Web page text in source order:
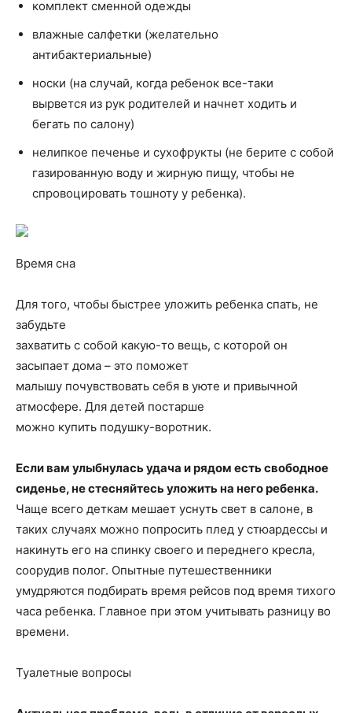
комплект сменной одежды
влажные салфетки (желательно
антибактериальные)
носки (на случай, когда ребенок все-таки
вырвется из рук родителей и начнет ходить и
бегать по салону)
нелипкое печенье и сухофрукты (не берите с собой
газированную воду и жирную пищу, чтобы не
спровоцировать тошноту у ребенка).
Время сна
Для того, чтобы быстрее уложить ребенка спать, не
забудьте
захватить с собой какую-то вещь, с которой он
засыпает дома – это поможет
малышу почувствовать себя в уюте и привычной
атмосфере. Для детей постарше
можно купить подушку-воротник.
Если вам улыбнулась удача и рядом есть свободное
сиденье, не стесняйтесь уложить на него ребенка.
Чаще всего деткам мешает уснуть свет в салоне, в
таких случаях можно попросить плед у стюардессы и
накинуть его на спинку своего и переднего кресла,
соорудив полог. Опытные путешественники
умудряются подбирать время рейсов под время тихого
часа ребенка. Главное при этом учитывать разницу во
времени.
Туалетные вопросы